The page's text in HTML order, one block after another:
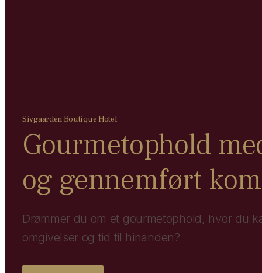
Sivgaarden Boutique Hotel
Gourmetophold
og gennemført
Drømmer du om et gourmetophold, hvor du
omgivelser og tid til hinanden?